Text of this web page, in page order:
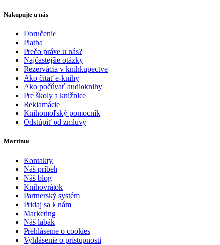
Nakupujte u nás
Doručenie
Platba
Prečo práve u nás?
Najčastejšie otázky
Rezervácia v kníhkupectve
Ako čítať e-knihy
Ako počúvať audioknihy
Pre školy a knižnice
Reklamácie
Knihomoľský pomocník
Odstúpiť od zmluvy
Martinus
Kontakty
Náš príbeh
Náš blog
Knihovrátok
Partnerský systém
Pridaj sa k nám
Marketing
Náš labák
Prehlásenie o cookies
Vyhlásenie o prístupnosti